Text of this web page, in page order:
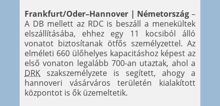
Frankfurt/Oder–Hannover | Németország –
A DB mellett az RDC is beszáll a menekültek
elszállításába, ehhez egy 11 kocsiból álló
vonatot biztosítanak ötfős személyzettel. Az
elméleti 660 ülőhelyes kapacitáshoz képest az
első vonaton legalább 700-an utaztak, ahol a
DRK szakszemélyzete is segített, ahogy a
hannoveri vásárváros területén kialakított
központot is ők üzemeltetik.